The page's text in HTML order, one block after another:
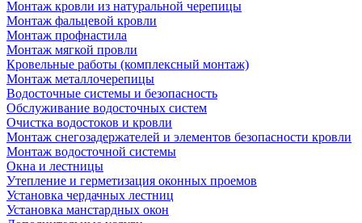
Монтаж кровли из натуральной черепицы
Монтаж фальцевой кровли
Монтаж профнастила
Монтаж мягкой провли
Кровельные работы (комплексный монтаж)
Монтаж металлочерепицы
Водосточные системы и безопасность
Обслуживание водосточных систем
Очистка водостоков и кровли
Монтаж снегозадержателей и элементов безопасности кровли
Монтаж водосточной системы
Окна и лестницы
Утепление и герметизация оконных проемов
Установка чердачных лестниц
Установка манстардных окон